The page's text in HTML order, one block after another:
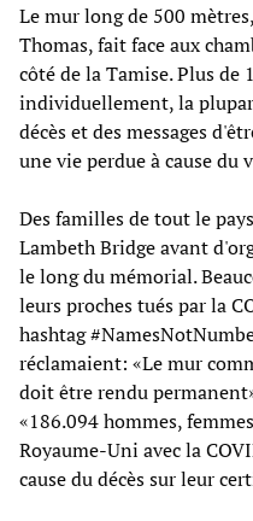
Le mur long de 500
Thomas, fait face aux
côté de la Tamise. Plus
individuellement, la
décès et des messages
une vie perdue à cause du
Des familles de tout le
Lambeth Bridge avant
le long du mémorial.
leurs proches tués par la
hashtag
réclamaient: «Le mur
doit être rendu
«186.094 hommes,
Royaume-Uni avec la
cause du décès sur leur